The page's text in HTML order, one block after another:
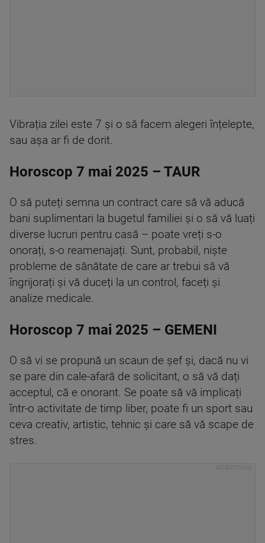
Vibrația zilei este 7 și o să facem alegeri înțelepte,
sau așa ar fi de dorit.
Horoscop 7 mai 2025 – TAUR
O să puteți semna un contract care să vă aducă
bani suplimentari la bugetul familiei și o să vă luați
diverse lucruri pentru casă – poate vreți s-o
onorați, s-o reamenajați. Sunt, probabil, niște
probleme de sănătate de care ar trebui să vă
îngrijorați și vă duceți la un control, faceți și
analize medicale.
Horoscop 7 mai 2025 – GEMENI
O să vi se propună un scaun de șef și, dacă nu vi
se pare din cale-afară de solicitant, o să vă dați
acceptul, că e onorant. Se poate să vă implicați
într-o activitate de timp liber, poate fi un sport sau
ceva creativ, artistic, tehnic și care să vă scape de
stres.